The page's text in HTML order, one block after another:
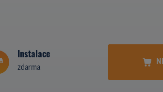
Instalace
zdarma